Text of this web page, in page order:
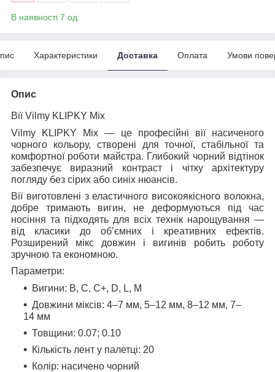
В наявності 7 од.
Характеристики Доставка Оплата Умови
Опис
Вії Vilmy KLIPKY Mix
Vilmy KLIPKY Mix — це професійні вії насиченого
чорного кольору, створені для точної, стабільної та
комфортної роботи майстра. Глибокий чорний відтінок
забезпечує виразний контраст і чітку архітектуру
погляду без сірих або синіх нюансів.
Вії виготовлені з еластичного високоякісного волокна,
добре тримають вигин, не деформуються під час
носіння та підходять для всіх технік нарощування —
від класики до об’ємних і креативних ефектів.
Розширений мікс довжин і вигинів робить роботу
зручною та економною.
Параметри:
Вигини: B, C, C+, D, L, M
Довжини міксів: 4–7 мм, 5–12 мм, 8–12 мм, 7–
14 мм
Товщини: 0.07; 0.10
Кількість лент у палетці: 20
Колір: насичено чорний